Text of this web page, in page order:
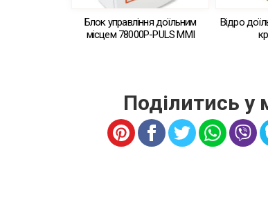
Блок управління доїльним
місцем 78000Р-PULS MMI
Відро
Поділитись у